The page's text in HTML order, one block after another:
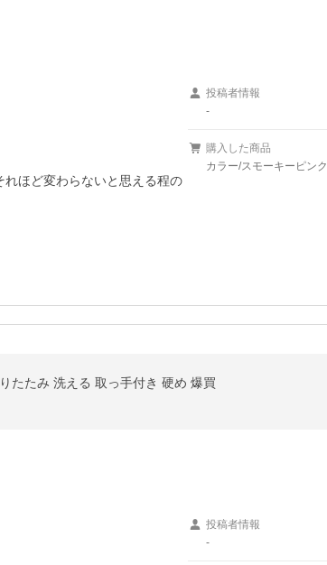
ほど変わらないと思える程の
投稿者情報
-
購入した商品
カラー/スモーキーピンク
たたみ 洗える 取っ手付き 硬め 爆買
投稿者情報
-